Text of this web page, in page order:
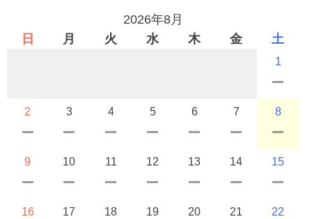
2026年8月
日
月 火 水 木 金 土
1
2 3 4 5 6 7 8
9 10 11 12 13 14 15
16 17 18 19 20 21 22